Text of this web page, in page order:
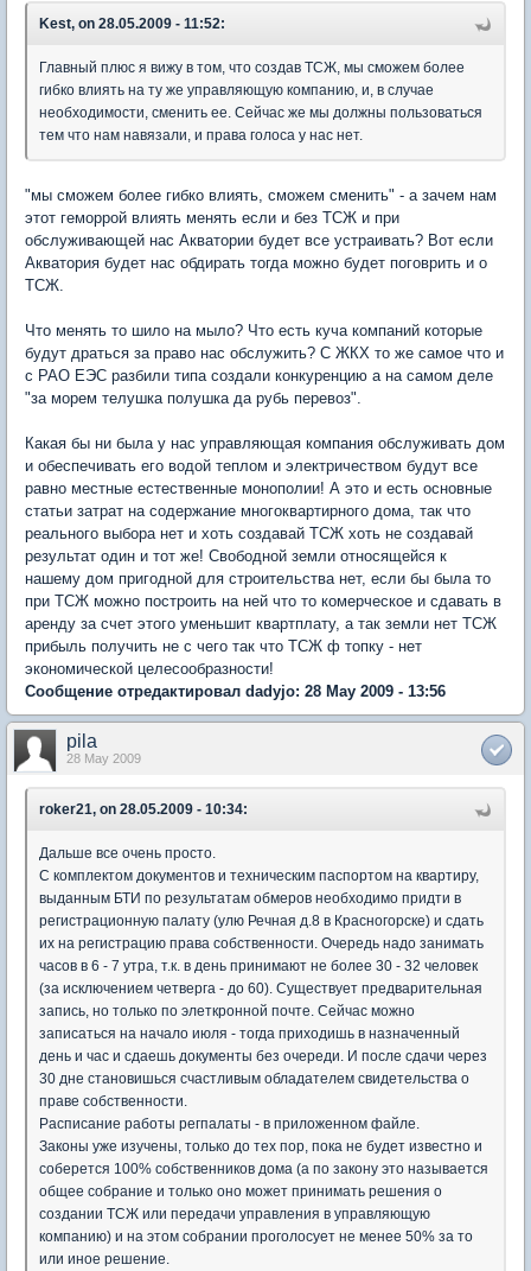
Kest, on 28.05.2009 - 11:52:
Главный плюс я вижу в том, что создав ТСЖ, мы сможем более
гибко влиять на ту же управляющую компанию, и, в случае
необходимости, сменить ее. Сейчас же мы должны пользоваться
тем что нам навязали, и права голоса у нас нет.
"мы сможем более гибко влиять, сможем сменить" - а зачем нам
этот геморрой влиять менять если и без ТСЖ и при
обслуживающей нас Акватории будет все устраивать? Вот если
Акватория будет нас обдирать тогда можно будет поговрить и о
ТСЖ.
Что менять то шило на мыло? Что есть куча компаний которые
будут драться за право нас обслужить? С ЖКХ то же самое что и
с РАО ЕЭС разбили типа создали конкуренцию а на самом деле
"за морем телушка полушка да рубь перевоз".
Какая бы ни была у нас управляющая компания обслуживать дом
и обеспечивать его водой теплом и электричеством будут все
равно местные естественные монополии! А это и есть основные
статьи затрат на содержание многоквартирного дома, так что
реального выбора нет и хоть создавай ТСЖ хоть не создавай
результат один и тот же! Свободной земли относящейся к
нашему дом пригодной для строительства нет, если бы была то
при ТСЖ можно построить на ней что то комерческое и сдавать в
аренду за счет этого уменьшит квартплату, а так земли нет ТСЖ
прибыль получить не с чего так что ТСЖ ф топку - нет
экономической целесообразности!
Сообщение отредактировал dadyjo: 28 May 2009 - 13:56
pila
28 May 2009
roker21, on 28.05.2009 - 10:34:
Дальше все очень просто.
С комплектом документов и техническим паспортом на квартиру,
выданным БТИ по результатам обмеров необходимо придти в
регистрационную палату (улю Речная д.8 в Красногорске) и сдать
их на регистрацию права собственности. Очередь надо занимать
часов в 6 - 7 утра, т.к. в день принимают не более 30 - 32 человек
(за исключением четверга - до 60). Существует предварительная
запись, но только по элеткронной почте. Сейчас можно
записаться на начало июля - тогда приходишь в назначенный
день и час и сдаешь документы без очереди. И после сдачи через
30 дне становишься счастливым обладателем свидетельства о
праве собственности.
Расписание работы регпалаты - в приложенном файле.
Законы уже изучены, только до тех пор, пока не будет известно и
соберется 100% собственников дома (а по закону это называется
общее собрание и только оно может принимать решения о
создании ТСЖ или передачи управления в управляющую
компанию) и на этом собрании проголосует не менее 50% за то
или иное решение.